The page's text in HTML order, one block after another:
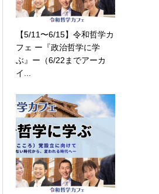
【5/11〜6/15】令和哲学カ
フェ ー『政治哲学に学
ぶ』ー（6/22までアーカ
イ...